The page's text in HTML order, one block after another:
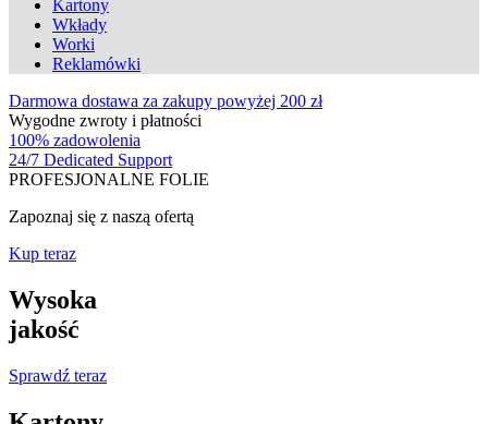
Kartony
Wkłady
Worki
Reklamówki
Darmowa dostawa za zakupy powyżej 200 zł
Wygodne zwroty i płatności
100% zadowolenia
24/7 Dedicated Support
PROFESJONALNE FOLIE
Zapoznaj się z naszą ofertą
Kup teraz
Wysoka
jakość
Sprawdź teraz